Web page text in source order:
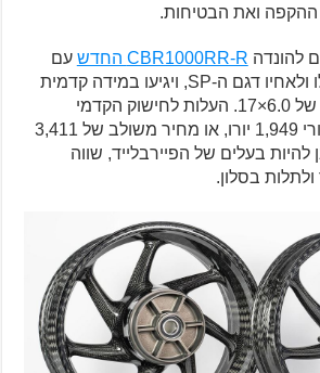
ההקפה ואת הבטיחות.
להונדה CBR1000RR-R החדש
עם
217 כוחות הסוס שלו ולאחיו דגם ה-SP, ויגיעו במידה קדמית
של 3.5×17 ואחורית של 6.0×17. העלות לחישוק הקדמי
היא 1,656 יורו ולאחורי 1,949 יורו, או מחיר משולב של 3,411
להיות בעלים של הפיירבלייד, שווה
בסלון.